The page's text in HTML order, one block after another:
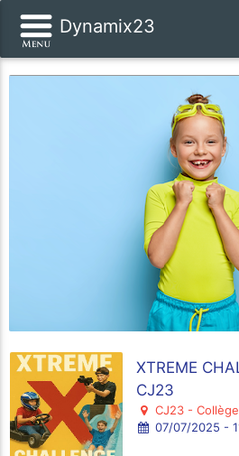
Dynamix23
XTREME
CJ23
CJ23 -
07/07/2025 -